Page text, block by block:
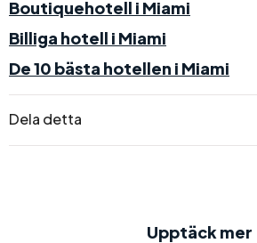
Boutiquehotell i Miami
Billiga hotell i Miami
De 10 bästa hotellen i Miami
Dela detta
Upptäck mer